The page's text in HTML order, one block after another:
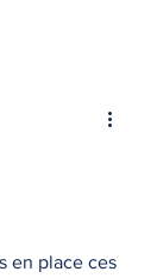
en place ces